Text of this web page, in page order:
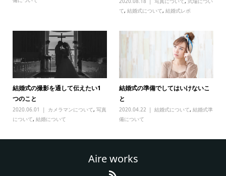
て,結婚式について,結婚式レポ
結婚式の撮影を通して伝えたい1
つのこと
2020.06.01 カメラマンについて, 写真
について, 結婚について
結婚式の準備でしてはいけないこ
と
2020.04.22 結婚式について,結婚式準
備について
Aire works